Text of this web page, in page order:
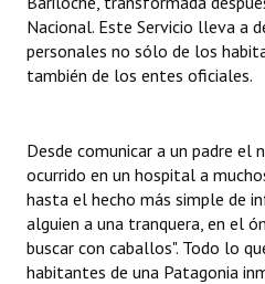
Premio al Mérito - Registro
Audiencias Públicas - Registro
Periodistas Decanos - Registro
Ciudadano Ilustre - Registro
Banca del Vecino - Registro
Nacional. Este Servicio lleva a
personales no sólo de los
también de los entes oficiales.
Desde comunicar a un padre el
ocurrido en un hospital a
hasta el hecho más simple de
alguien a una tranquera, en el
buscar con caballos". Todo lo
habitantes de una Patagonia